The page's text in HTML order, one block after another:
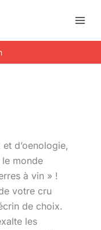
d’oenologie,
monde
à vin » !
votre cru
de choix.
les